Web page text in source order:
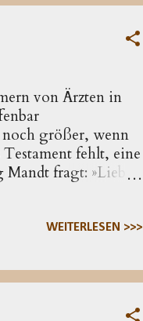
von Ärzten in
noch größer, wenn
fehlt, eine
fragt: »Liebe
Jesu sicher
überliefert
WEITERLESEN >>>